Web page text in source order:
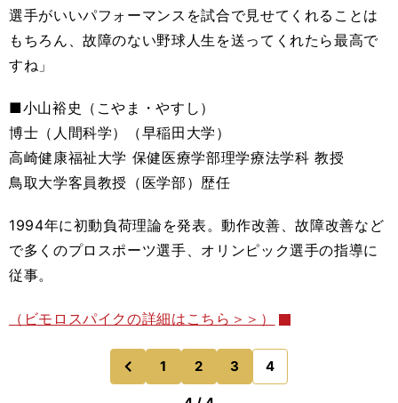
選手がいいパフォーマンスを試合で見せてくれることは
もちろん、故障のない野球人生を送ってくれたら最高で
すね」
■小山裕史（こやま・やすし）
博士（人間科学）（早稲田大学）
高崎健康福祉大学 保健医療学部理学療法学科 教授
鳥取大学客員教授（医学部）歴任
1994年に初動負荷理論を発表。動作改善、故障改善など
で多くのプロスポーツ選手、オリンピック選手の指導に
従事。
（ビモロスパイクの詳細はこちら＞＞）
前
のページへ
1 2 3 4